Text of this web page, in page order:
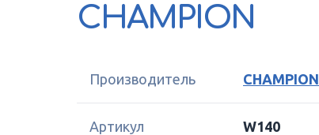
CHAMPION
Производитель CHAMPION
Артикул W140